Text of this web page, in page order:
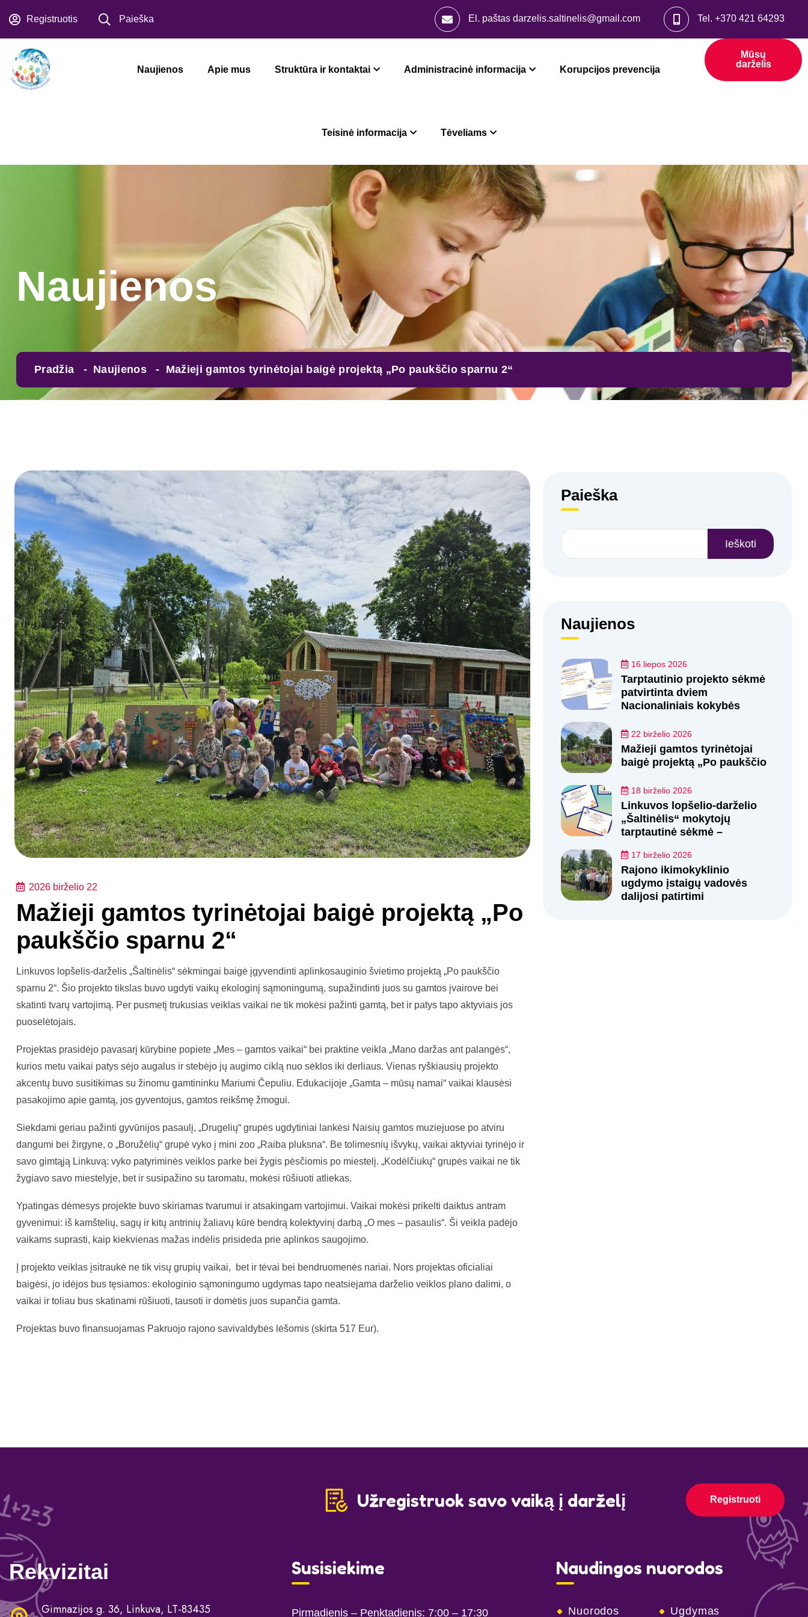
Registruotis Paieška El. paštas darzelis.saltinelis@gmail.com Tel. +370 421 64293
Naujienos Apie mus Struktūra ir kontaktai Administracinė informacija Korupcijos prevencija
Teisinė informacija Tėveliams
Mūsų
darželis
Naujienos
Pradžia Naujienos Mažieji gamtos tyrinėtojai baigė projektą „Po paukščio sparnu 2“
2026 birželio 22
Mažieji gamtos tyrinėtojai baigė projektą „Po
paukščio sparnu 2“
Linkuvos lopšelis-darželis „Šaltinėlis“ sėkmingai baigė įgyvendinti aplinkosauginio švietimo projektą „Po paukščio
sparnu 2“. Šio projekto tikslas buvo ugdyti vaikų ekologinį sąmoningumą, supažindinti juos su gamtos įvairove bei
skatinti tvarų vartojimą. Per pusmetį trukusias veiklas vaikai ne tik mokėsi pažinti gamtą, bet ir patys tapo aktyviais jos
puoselėtojais.
Projektas prasidėjo pavasarį kūrybine popiete „Mes – gamtos vaikai“ bei praktine veikla „Mano daržas ant palangės“,
kurios metu vaikai patys sėjo augalus ir stebėjo jų augimo ciklą nuo sėklos iki derliaus. Vienas ryškiausių projekto
akcentų buvo susitikimas su žinomu gamtininku Mariumi Čepuliu. Edukacijoje „Gamta – mūsų namai“ vaikai klausėsi
pasakojimo apie gamtą, jos gyventojus, gamtos reikšmę žmogui.
Siekdami geriau pažinti gyvūnijos pasaulį, „Drugelių“ grupės ugdytiniai lankėsi Naisių gamtos muziejuose po atviru
dangumi bei žirgyne, o „Boružėlių“ grupė vyko į mini zoo „Raiba pluksna“. Be tolimesnių išvykų, vaikai aktyviai tyrinėjo ir
savo gimtąją Linkuvą: vyko patyriminės veiklos parke bei žygis pėsčiomis po miestelį. „Kodėlčiukų“ grupės vaikai ne tik
žygiavo savo miestelyje, bet ir susipažino su taromatu, mokėsi rūšiuoti atliekas.
Ypatingas dėmesys projekte buvo skiriamas tvarumui ir atsakingam vartojimui. Vaikai mokėsi prikelti daiktus antram
gyvenimui: iš kamštelių, sagų ir kitų antrinių žaliavų kūrė bendrą kolektyvinį darbą „O mes – pasaulis“. Ši veikla padėjo
vaikams suprasti, kaip kiekvienas mažas indėlis prisideda prie aplinkos saugojimo.
Į projekto veiklas įsitraukė ne tik visų grupių vaikai, bet ir tėvai bei bendruomenės nariai. Nors projektas oficialiai
baigėsi, jo idėjos bus tęsiamos: ekologinio sąmoningumo ugdymas tapo neatsiejama darželio veiklos plano dalimi, o
vaikai ir toliau bus skatinami rūšiuoti, tausoti ir domėtis juos supančia gamta.
Projektas buvo finansuojamas Pakruojo rajono savivaldybės lėšomis (skirta 517 Eur).
Paieška
Ieškoti
Naujienos
16 liepos 2026
Tarptautinio projekto sėkmė
patvirtinta dviem
Nacionaliniais kokybės
22 birželio 2026
Mažieji gamtos tyrinėtojai
baigė projektą „Po paukščio
18 birželio 2026
Linkuvos lopšelio-darželio
„Šaltinėlis“ mokytojų
tarptautinė sėkmė –
17 birželio 2026
Rajono ikimokyklinio
ugdymo įstaigų vadovės
dalijosi patirtimi
Užregistruok savo vaiką į darželį Registruoti
Rekvizitai
Gimnazijos g. 36, Linkuva, LT-83435
Susisiekime
Pirmadienis – Penktadienis: 7:00– 17:30
Naudingos nuorodos
Nuorodos Ugdymas